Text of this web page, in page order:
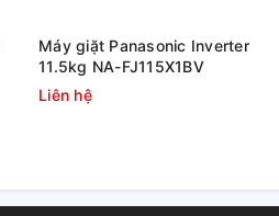
Máy giặt Panasonic Inverter
11.5kg NA-FJ115X1BV
Liên hệ